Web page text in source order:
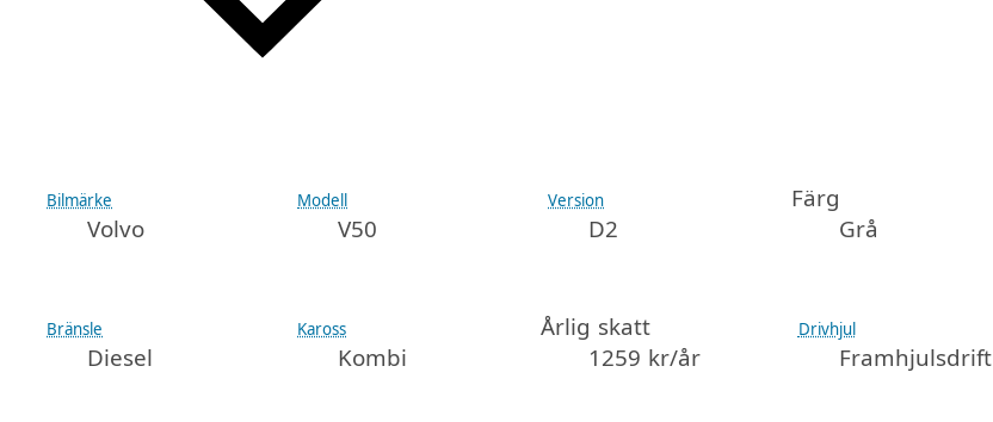
Bilmärke
Volvo
Modell
V50
Version
D2
Färg
Grå
Bränsle
Diesel
Kaross
Kombi
Årlig skatt
1259 kr/år
Drivhjul
Framhjulsdrift